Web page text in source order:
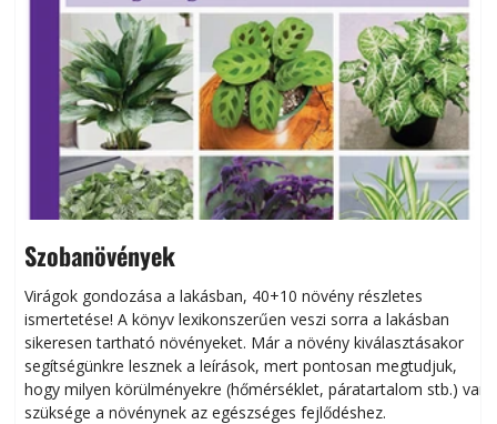
Szobanövények
Virágok gondozása a lakásban, 40+10 növény részletes
ismertetése! A könyv lexikonszerűen veszi sorra a lakásban
sikeresen tart­ha­tó növényeket. Már a növény kiválasztásakor
segítségünkre lesznek a leírások, mert pontosan megtudjuk,
hogy milyen körülményekre (hőmérséklet, páratartalom stb.) van
szüksége a növénynek az egészséges fejlődéshez.